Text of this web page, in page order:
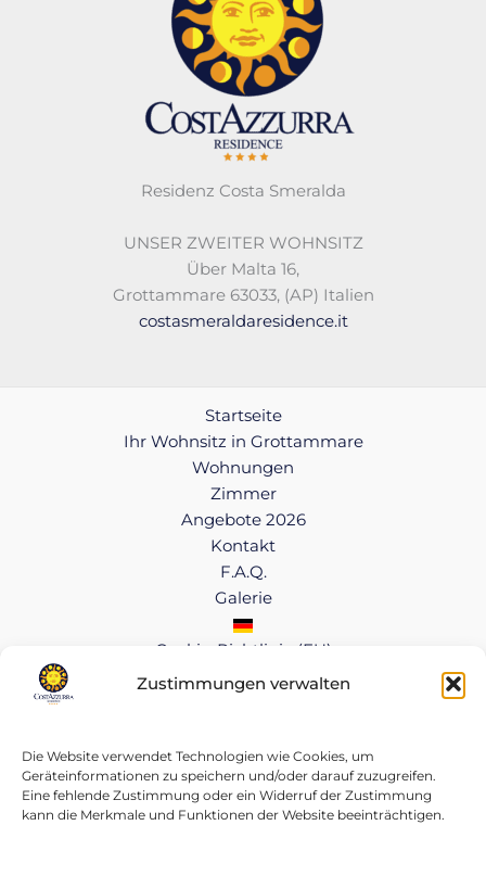
Zustimmungen verwalten
Die Website verwendet Technologien wie Cookies, um
Geräteinformationen zu speichern und/oder darauf zuzugreifen.
Eine fehlende Zustimmung oder ein Widerruf der Zustimmung
kann die Merkmale und Funktionen der Website beeinträchtigen.
Residenz Costa Smeralda
UNSER ZWEITER WOHNSITZ
Über Malta 16,
Grottammare 63033, (AP) Italien
costasmeraldaresidence.it
Startseite
Ihr Wohnsitz in Grottammare
Wohnungen
Zimmer
Angebote 2026
Kontakt
F.A.Q.
Galerie
Cookie-Richtlinie (EU)
MWST.-NR. 01414260446